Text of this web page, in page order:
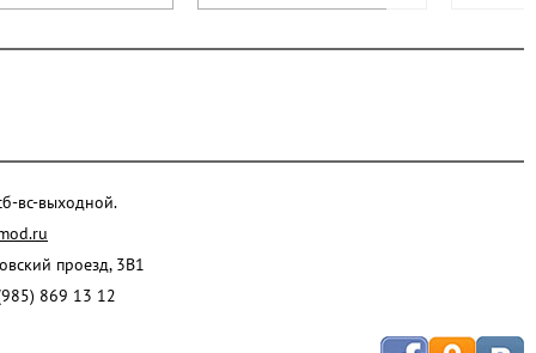
вс-выходной.
проезд, 3В1
869 13 12